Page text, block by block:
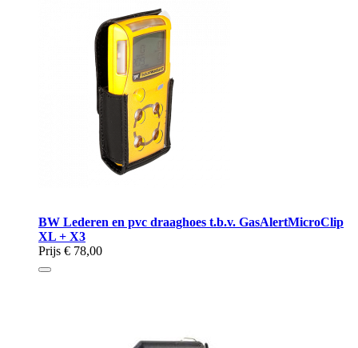
BW Lederen en pvc draaghoes t.b.v. GasAlertMicroClip
XL + X3
Prijs € 78,00